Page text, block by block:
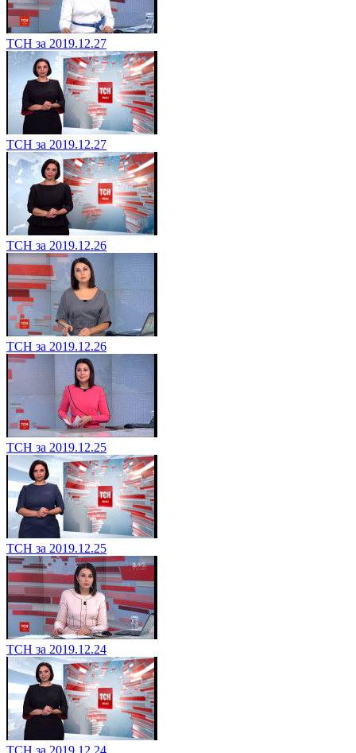
ТСН за 2019.12.27
ТСН за 2019.12.27
ТСН за 2019.12.26
ТСН за 2019.12.26
ТСН за 2019.12.25
ТСН за 2019.12.25
ТСН за 2019.12.24
ТСН за 2019.12.24